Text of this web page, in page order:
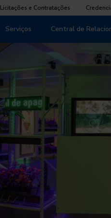
Licitações e Contratações
Serviços Central de